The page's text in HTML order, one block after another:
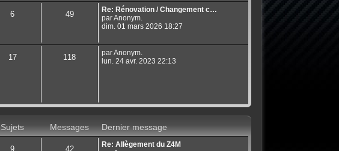
6 49
Re: Rénovation / Changement c…
par Anonym.
dim. 01 mars 2026 18:27
17 118
par Anonym.
lun. 24 avr. 2023 22:13
Sujets Messages
Dernier message
9 42
Re: Allègement du Z4M